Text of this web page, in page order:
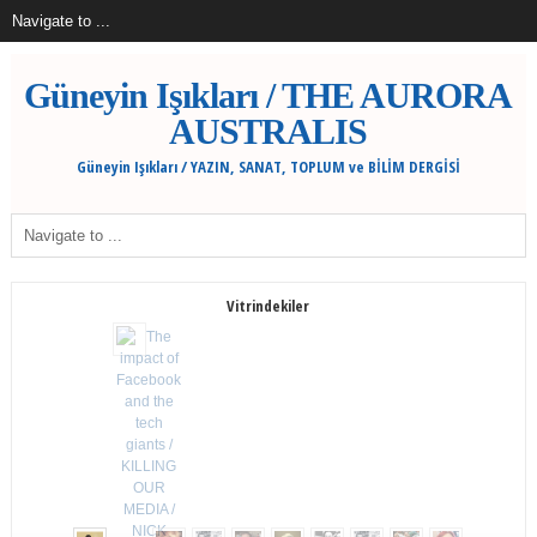
Güneyin Işıkları / THE AURORA
AUSTRALIS
Güneyin Işıkları / YAZIN, SANAT, TOPLUM ve BİLİM DERGİSİ
Vitrindekiler